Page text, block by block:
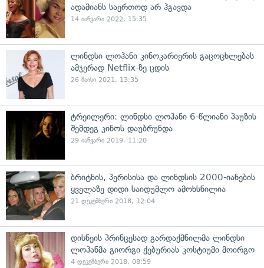
ადამიანს საერთოდ არ ჰგავდა
14 იანვარი 2022, 15:35
ლინდსი ლოჰანი კინოკარიერის გაცოცხლებას
ამჯერად Netflix-ზე ცდის
26 მაისი 2021, 13:35
ტრეილერი: ლინდსი ლოჰანი 6-წლიანი პაუზის
შემდეგ კინოს დაუბრუნდა
29 იანვარი 2019, 11:20
ბრიტნის, პერისისა და ლინდსის 2000-იანების
ყველაზე დიდი საიდუმლო ამოხსნილია
21 დეკემბერი 2018, 12:04
დისნეის პრინცესად გარდაქმნილმა ლინდსი
ლოჰანმა გიორგი ქებურიას კოსტიუმი მოირგო
4 დეკემბერი 2018, 08:59